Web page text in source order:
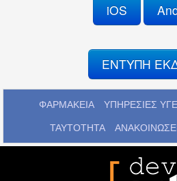
iOS
ΕΝΤΥΠΗ
ΦΑΡΜΑΚΕΙΑ ΥΠΗΡΕΣΙΕΣ
ΤΑΥΤΟΤΗΤΑ